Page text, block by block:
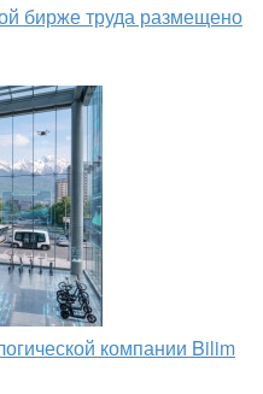
бирже труда размещено
компании Bilim